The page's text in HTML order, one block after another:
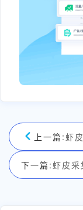
上一篇: 虾
下一篇: 虾皮